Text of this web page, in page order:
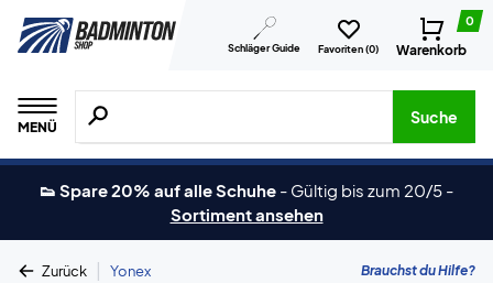
Schläger Guide Favoriten (0)
0
Warenkorb
MENÜ
Suche nach Produkten, Marken usw.
Suche
👟 Spare 20% auf alle Schuhe - Gültig bis zum 20/5 -
Sortiment ansehen
Zurück | Yonex Brauchst du Hilfe?